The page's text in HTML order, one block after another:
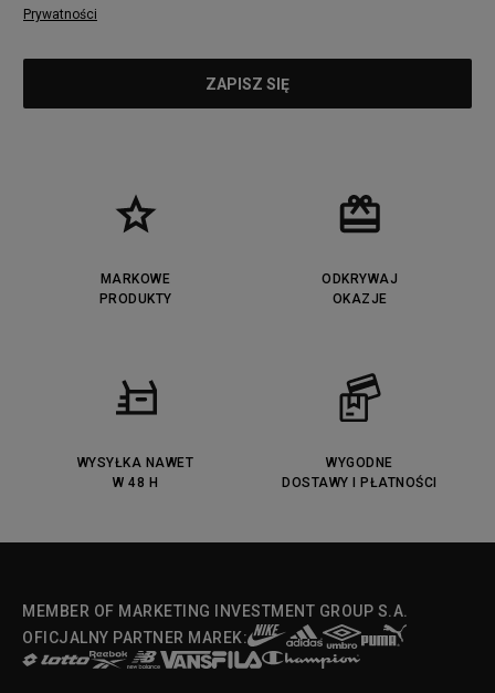
Prywatności
MARKOWE
PRODUKTY
ODKRYWAJ
OKAZJE
WYSYŁKA NAWET
W 48 H
WYGODNE
DOSTAWY I PŁATNOŚCI
MEMBER OF MARKETING INVESTMENT GROUP S.A.
OFICJALNY PARTNER MAREK: